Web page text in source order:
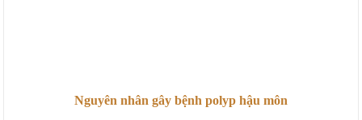
Nguyên nhân gây bệnh polyp hậu môn